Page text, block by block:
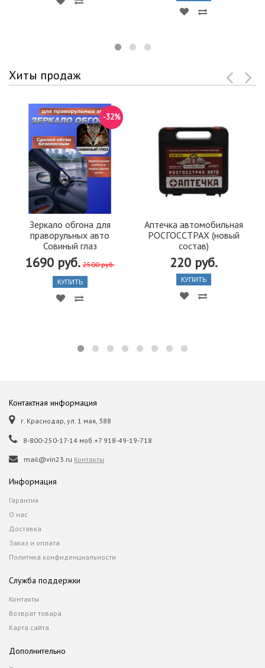
Хиты продаж
Зеркало обгона для
праворульных авто
Совиный глаз
1690 руб. 2500 руб.
-32%
КУПИТЬ
Аптечка автомобильная
РОСГОССТРАХ (новый
состав)
220 руб.
КУПИТЬ
Контактная информация
г. Краснодар, ул. 1 мая, 388
8-800-250-17-14 моб.+7 918-49-19-718
mail@vin23.ru Контакты
Информация
Гарантия
О нас
Доставка
Заказ и оплата
Политика конфиденциальности
Служба поддержки
Контакты
Возврат товара
Карта сайта
Дополнительно